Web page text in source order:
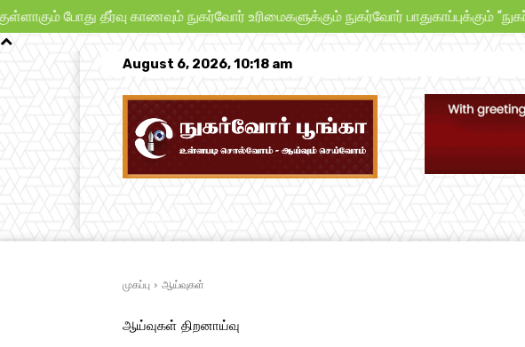
தீர்வு காணவும் நுகர்வோர் உரிமைகளுக்கும் நுகர்வோர் பாதுகாப்புக்கும்
August 6, 2026, 10:18 am
முகப்பு ஆய்வுகள்
ஆய்வுகள் திறனாய்வு